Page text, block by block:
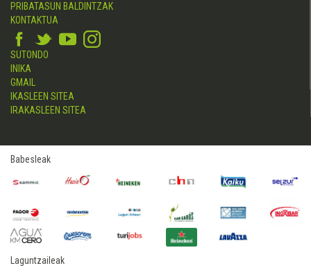
PRIBATASUN BALDINTZAK
KONTAKTUA
SUTONDO
INIKA
GMAIL
IKASLEEN SITEA
IRAKASLEEN SITEA
Babesleak
Laguntzaileak